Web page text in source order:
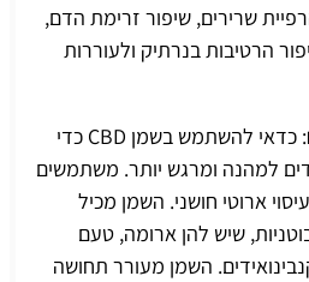
שרירים, שיפור זרימת הדם,
הרטיבות בנרתיק ולעוררות
: כדאי להשתמש בשמן CBD כדי
למהנה ומרגש יותר. משתמשים
ארוטי חושני. השמן מכיל
שיש להן ארומה, טעם
השמן מעורר תחושה